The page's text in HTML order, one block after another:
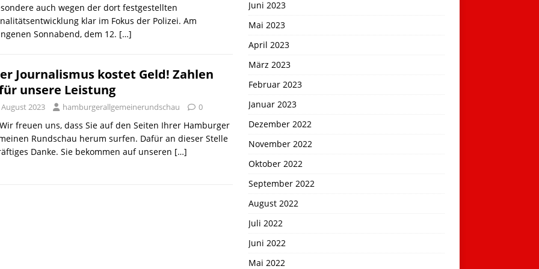
auch wegen der dort festgestellten
klar im Fokus der Polizei. Am
Sonnabend, dem 12. […]
Journalismus kostet Geld! Zahlen
unsere Leistung
August 2023 hamburgerallgemeinerundschau 0
freuen uns, dass Sie auf den Seiten Ihrer Hamburger
Rundschau herum surfen. Dafür an dieser Stelle
Danke. Sie bekommen auf unseren […]
Juni 2023
Mai 2023
April 2023
März 2023
Februar 2023
Januar 2023
Dezember 2022
November 2022
Oktober 2022
September 2022
August 2022
Juli 2022
Juni 2022
Mai 2022